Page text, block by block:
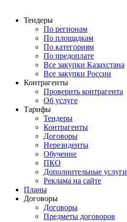
Тендеры
По регионам
По площадкам
По категориям
По предоплате
Все закупки Казахстана
Все закупки России
Контрагенты
Проверить контрагента
Об услуге
Тарифы
Тендеры
Контрагенты
Договоры
Нерезиденты
Обучение
ПКО
Дополнительные услуги
Реклама на сайте
Планы
Договоры
Договоры
Предметы договоров